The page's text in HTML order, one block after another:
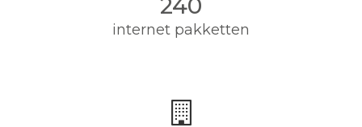
240
internet pakketten